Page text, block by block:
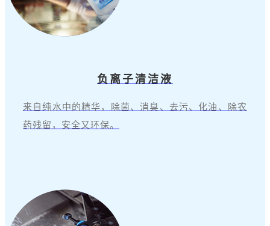
负离子清洁液
来自纯水中的精华，除菌、消臭、去污、化油、除农
药残留，安全又环保。